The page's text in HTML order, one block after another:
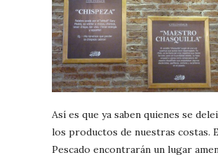
Así es que ya saben quienes se
los productos de nuestras costas.
Pescado encontrarán un lugar